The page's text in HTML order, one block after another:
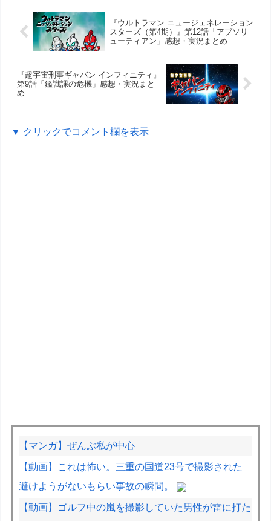
『ウルトラマン ニュージェネレーション
スターズ（第4期）』第12話「アブソリ
ューティアン」感想・実況まとめ
『超宇宙刑事ギャバン インフィニティ』
第9話「鑑識課の危機」感想・実況まと
め
▼ クリックでコメント欄を表示
【マンガ】ぜんぶ私が中心
【動画】これは怖い。三重の国道23号で撮影された
避けようがないもらい事故の瞬間。
【動画】ゴルフ中の嵐を撮影していた男性が雷に打た